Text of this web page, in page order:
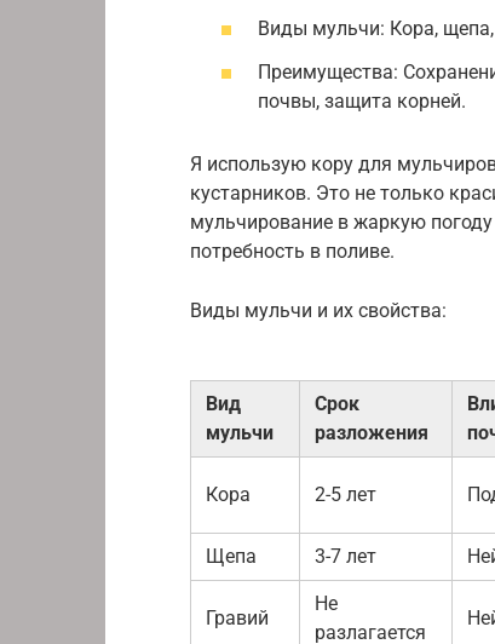
Виды мульчи: Кора, щепа,
Преимущества:
почвы, защита корней.
Я использую кору для
кустарников. Это не только
мульчирование в жаркую
потребность в поливе.
Виды мульчи и их свойства:
Вид
мульчи
Срок
разложения
Кора 2-5 лет
Щепа 3-7 лет
Гравий
Не
разлагается